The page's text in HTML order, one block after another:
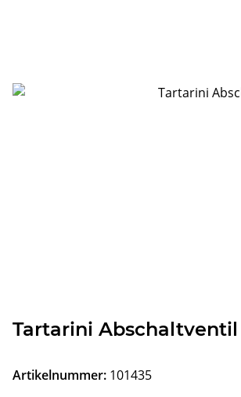
Tartarini
Artikelnummer: 101435